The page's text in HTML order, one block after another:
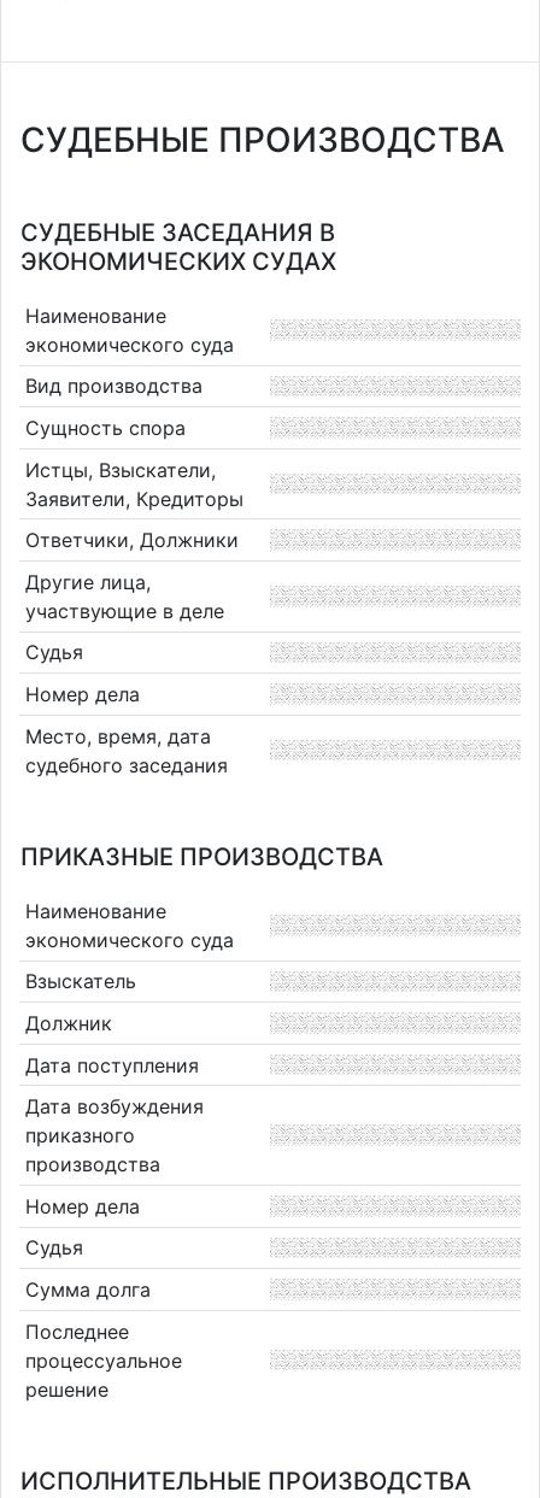
СУДЕБНЫЕ ПРОИЗВОДСТВА
СУДЕБНЫЕ ЗАСЕДАНИЯ В
ЭКОНОМИЧЕСКИХ СУДАХ
Наименование
экономического суда
Вид производства
Сущность спора
Истцы, Взыскатели,
Заявители, Кредиторы
Ответчики, Должники
Другие лица,
участвующие в деле
Судья
Номер дела
Место, время, дата
судебного заседания
ПРИКАЗНЫЕ ПРОИЗВОДСТВА
Наименование
экономического суда
Взыскатель
Должник
Дата поступления
Дата возбуждения
приказного
производства
Номер дела
Судья
Сумма долга
Последнее
процессуальное
решение
ИСПОЛНИТЕЛЬНЫЕ ПРОИЗВОДСТВА